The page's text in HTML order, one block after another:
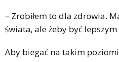
– Zrobiłem to dla zdrowia.
świata, ale żeby być
Aby biegać na takim